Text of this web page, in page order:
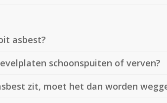
asbest?
schoonspuiten of verven?
zit, moet het dan worden